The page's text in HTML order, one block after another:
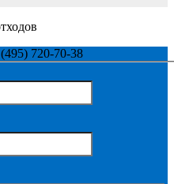
(495) 720-70-38